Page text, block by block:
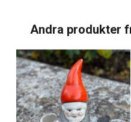
Andra produkter